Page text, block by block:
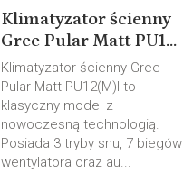
Klimatyzator ścienny
Gree Pular Matt PU1...
Klimatyzator ścienny Gree
Pular Matt PU12(M)I to
klasyczny model z
nowoczesną technologią.
Posiada 3 tryby snu, 7 biegów
wentylatora oraz au...